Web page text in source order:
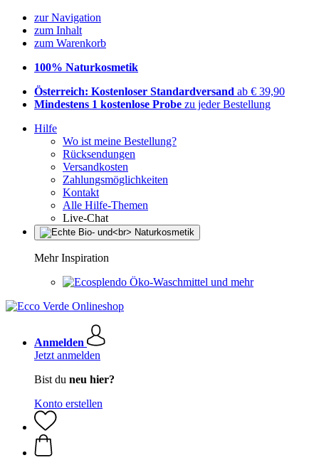
zur Navigation
zum Inhalt
zum Warenkorb
100% Naturkosmetik
Österreich: Kostenloser Standardversand ab € 39,90
Mindestens 1 kostenlose Probe zu jeder Bestellung
Hilfe
Wo ist meine Bestellung?
Rücksendungen
Versandkosten
Zahlungsmöglichkeiten
Kontakt
Alle Hilfe-Themen
Live-Chat
Mehr Inspiration
Öko-Waschmittel und mehr
Anmelden
Jetzt anmelden
Bist du neu hier?
Konto erstellen